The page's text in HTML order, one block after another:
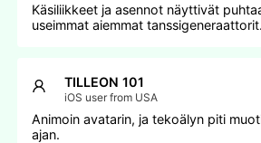
Käsiliikkeet ja asennot näyttivät
useimmat aiemmat tanssigeneraattorit.
TILLEON 101
iOS user from USA
Animoin avatarin, ja tekoälyn piti
ajan.